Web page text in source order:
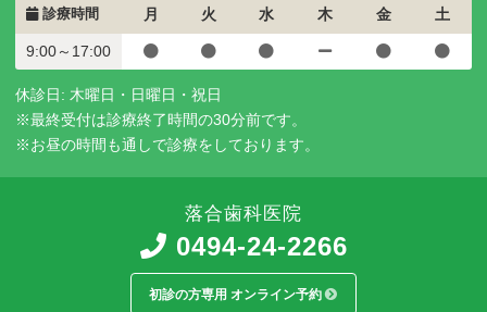
診療時間 月 火 水 木 金 土
9:00～17:00
休診日: 木曜日・日曜日・祝日
※最終受付は診療終了時間の30分前です。
※お昼の時間も通しで診療をしております。
落合歯科医院
0494-24-2266
初診の方専用 オンライン予約